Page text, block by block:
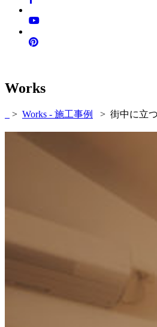
Works
> Works - 施工事例 > 街中に立